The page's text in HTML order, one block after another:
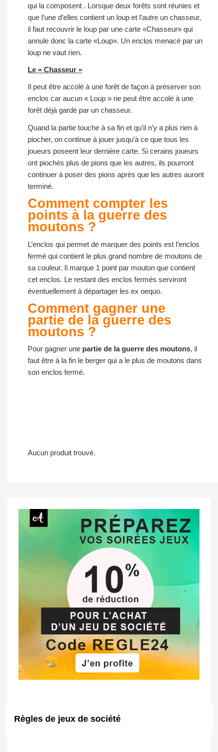
qui la composent . Lorsque deux forêts sont réunies et
que l’une d’elles contient un loup et l’autre un chasseur,
il faut recouvrir le loup par une carte «Chasseur» qui
annule donc la carte «Loup». Un enclos menacé par un
loup ne vaut rien.
Le « Chasseur »
Il peut être accolé à une forêt de façon à préserver son
enclos car aucun « Loup » ne peut être accolé à une
forêt déjà gardé par un chasseur.
Quand la partie touche à sa fin et qu’il n’y a plus rien à
piocher, on continue à jouer jusqu’à ce que tous les
joueurs poseent leur dernière carte. Si cerains joueurs
ont piochés plus de pions que les autres, ils pourront
continuer à poser des pions après que les autres auront
terminé.
Comment compter les
points à la guerre des
moutons ?
L’enclos qui permet de marquer des points est l’enclos
fermé qui contient le plus grand nombre de moutons de
sa couleur. Il marque 1 point par mouton que contient
cet enclos. Le restant des enclos fermés serviront
éventuellement à départager les ex oequo.
Comment gagner une
partie de la guerre des
moutons ?
Pour gagner une partie de la guerre des moutons, il
faut être à la fin le berger qui a le plus de moutons dans
son enclos fermé.
Aucun produit trouvé.
Règles de jeux de société